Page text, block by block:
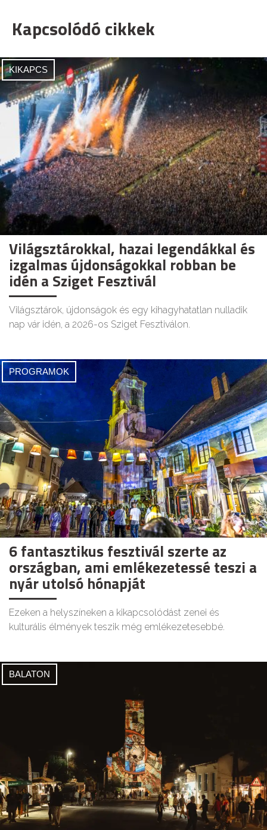
Kapcsolódó cikkek
KIKAPCS
Világsztárokkal, hazai legendákkal és
izgalmas újdonságokkal robban be
idén a Sziget Fesztivál
Világsztárok, újdonságok és egy kihagyhatatlan nulladik
nap vár idén, a 2026-os Sziget Fesztiválon.
PROGRAMOK
6 fantasztikus fesztivál szerte az
országban, ami emlékezetessé teszi a
nyár utolsó hónapját
Ezeken a helyszíneken a kikapcsolódást zenei és
kulturális élmények teszik még emlékezetesebbé.
BALATON